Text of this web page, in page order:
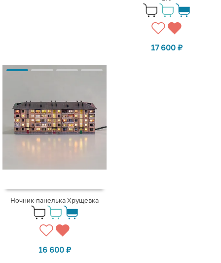
17 600 ₽
Ночник-панелька Хрущевка
16 600 ₽